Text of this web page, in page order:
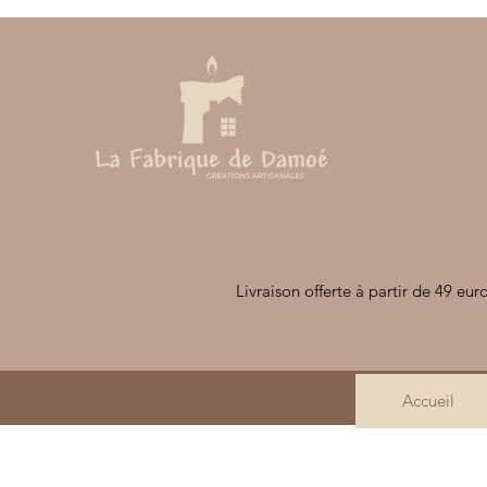
Livraison offerte à partir de 49
Accueil